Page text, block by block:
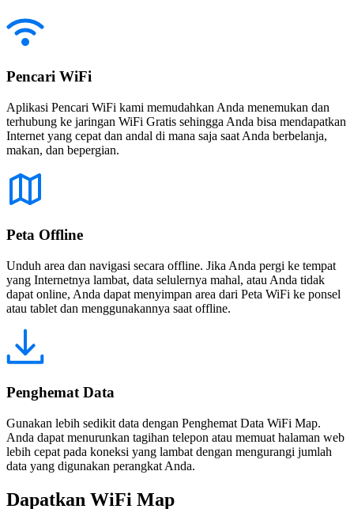
Pencari WiFi
Aplikasi Pencari WiFi kami memudahkan Anda menemukan dan
terhubung ke jaringan WiFi Gratis sehingga Anda bisa mendapatkan
Internet yang cepat dan andal di mana saja saat Anda berbelanja,
makan, dan bepergian.
Peta Offline
Unduh area dan navigasi secara offline. Jika Anda pergi ke tempat
yang Internetnya lambat, data selulernya mahal, atau Anda tidak
dapat online, Anda dapat menyimpan area dari Peta WiFi ke ponsel
atau tablet dan menggunakannya saat offline.
Penghemat Data
Gunakan lebih sedikit data dengan Penghemat Data WiFi Map.
Anda dapat menurunkan tagihan telepon atau memuat halaman web
lebih cepat pada koneksi yang lambat dengan mengurangi jumlah
data yang digunakan perangkat Anda.
Dapatkan WiFi Map